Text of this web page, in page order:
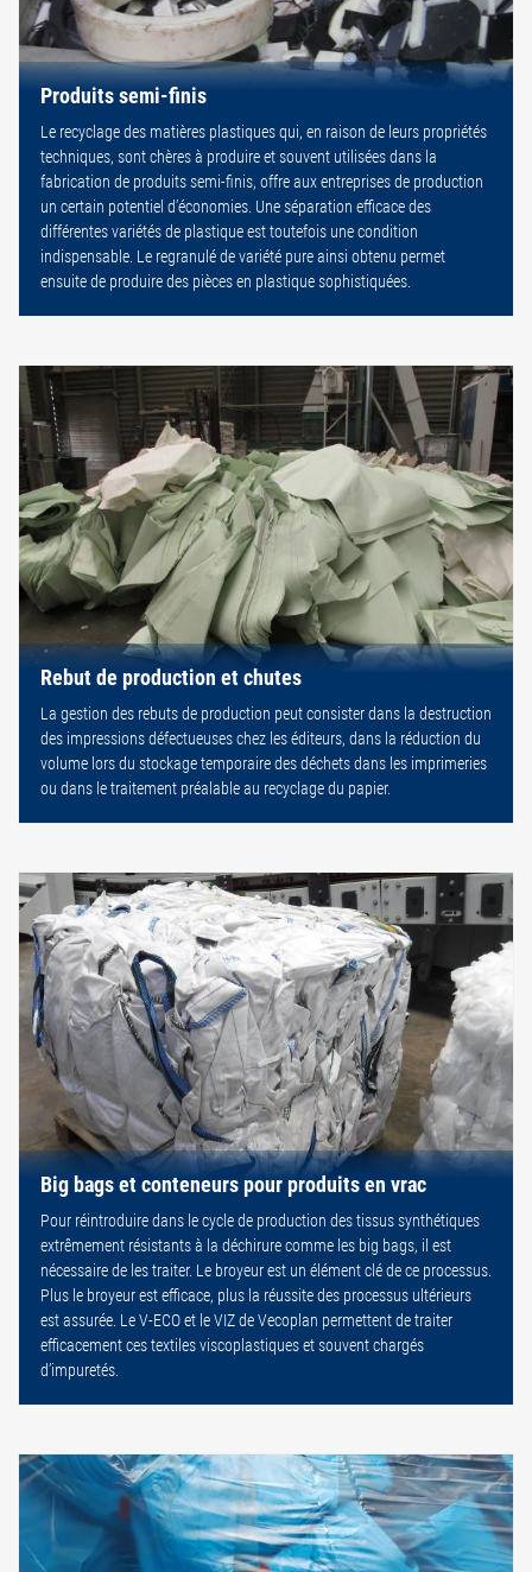
Produits semi-finis
Le recyclage des matières plastiques qui, en raison de leurs propriétés
techniques, sont chères à produire et souvent utilisées dans la
fabrication de produits semi-finis, offre aux entreprises de production
un certain potentiel d’économies. Une séparation efficace des
différentes variétés de plastique est toutefois une condition
indispensable. Le regranulé de variété pure ainsi obtenu permet
ensuite de produire des pièces en plastique sophistiquées.
Rebut de production et chutes
La gestion des rebuts de production peut consister dans la destruction
des impressions défectueuses chez les éditeurs, dans la réduction du
volume lors du stockage temporaire des déchets dans les imprimeries
ou dans le traitement préalable au recyclage du papier.
Big bags et conteneurs pour produits en vrac
Pour réintroduire dans le cycle de production des tissus synthétiques
extrêmement résistants à la déchirure comme les big bags, il est
nécessaire de les traiter. Le broyeur est un élément clé de ce processus.
Plus le broyeur est efficace, plus la réussite des processus ultérieurs
est assurée. Le V-ECO et le VIZ de Vecoplan permettent de traiter
efficacement ces textiles viscoplastiques et souvent chargés
d’impuretés.